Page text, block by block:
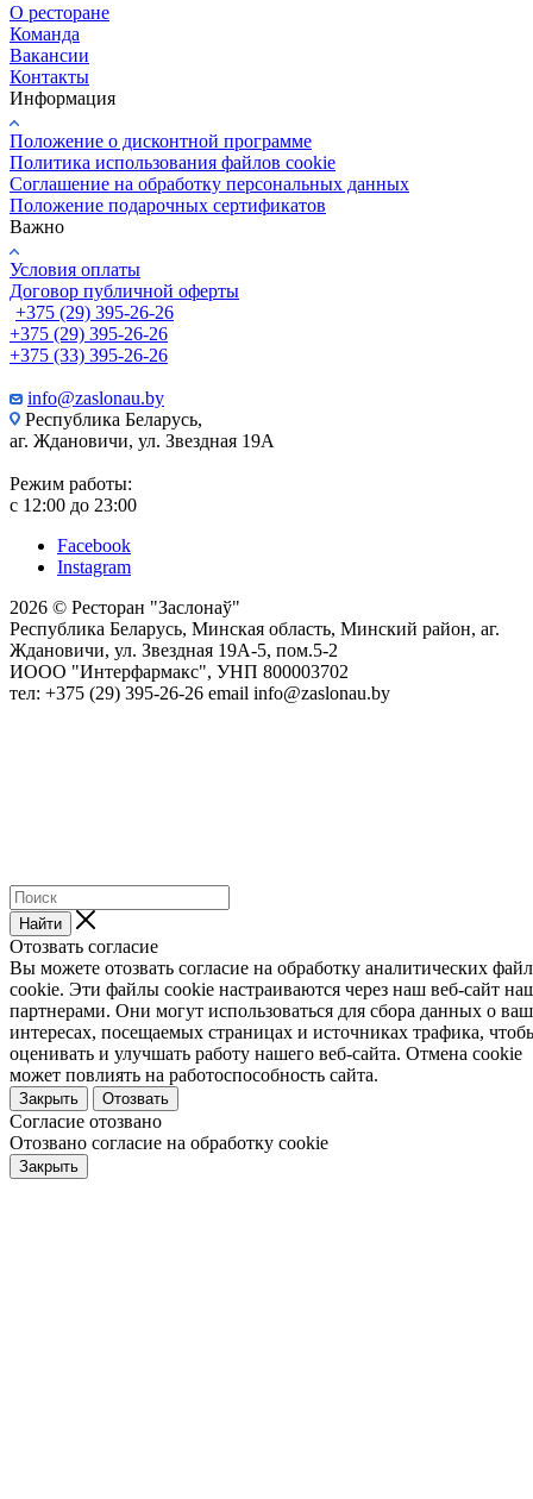
О ресторане
Команда
Вакансии
Контакты
Информация
Положение о дисконтной программе
Политика использования файлов cookie
Соглашение на обработку персональных данных
Положение подарочных сертификатов
Важно
Условия оплаты
Договор публичной оферты
+375 (29) 395-26-26
+375 (29) 395-26-26
+375 (33) 395-26-26
info@zaslonau.by
Республика Беларусь,
аг. Ждановичи, ул. Звездная 19А
Режим работы:
с 12:00 до 23:00
Facebook
Instagram
2026 © Ресторан "Заслонаў"
Республика Беларусь, Минская область, Минский район, аг.
Ждановичи, ул. Звездная 19А-5, пом.5-2
ИООО "Интерфармакс", УНП 800003702
тел: +375 (29) 395-26-26 email info@zaslonau.by
Найти
Отозвать согласие
Вы можете отозвать согласие на обработку аналитических
cookie. Эти файлы cookie настраиваются через наш веб-сайт
партнерами. Они могут использоваться для сбора данных о
интересах, посещаемых страницах и источниках трафика,
оценивать и улучшать работу нашего веб-сайта. Отмена cookie
может повлиять на работоспособность сайта.
Закрыть Отозвать
Согласие отозвано
Отозвано согласие на обработку cookie
Закрыть